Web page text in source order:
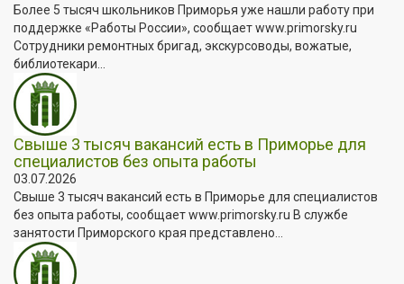
Более 5 тысяч школьников Приморья уже нашли работу при
поддержке «Работы России», сообщает www.primorsky.ru
Сотрудники ремонтных бригад, экскурсоводы, вожатые,
библиотекари...
Свыше 3 тысяч вакансий есть в Приморье для
специалистов без опыта работы
03.07.2026
Свыше 3 тысяч вакансий есть в Приморье для специалистов
без опыта работы, сообщает www.primorsky.ru В службе
занятости Приморского края представлено...